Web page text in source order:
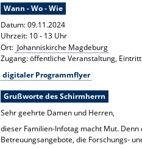
Wann - Wo - Wie
Datum: 09.11.2024
Uhrzeit: 10 - 13 Uhr
Ort: Johanniskirche Magdeburg
Zugang: öffentliche Veranstaltung,
digitaler Programmflyer
Grußworte des Schirmherrn
Sehr geehrte Damen und Herren,
dieser Familien-Infotag macht Mut.
Betreuungsangebote, die Forschungs-